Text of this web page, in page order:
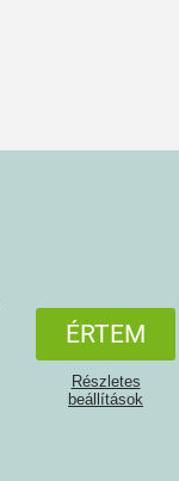
ÉRTEM
Részletes
beállítások